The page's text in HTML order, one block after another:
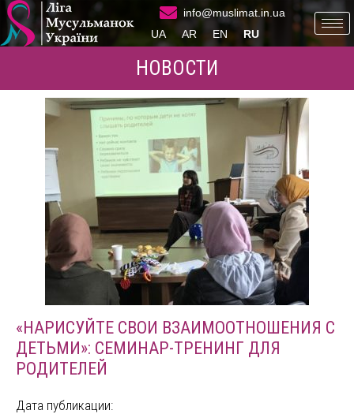
info@muslimat.in.ua
UA
AR EN RU
НОВОСТИ
«НАРИСУЙТЕ СВОИ ВЗАИМООТНОШЕНИЯ С
ДЕТЬМИ»: СЕМИНАР-ТРЕНИНГ ДЛЯ
РОДИТЕЛЕЙ
Дата публикации: